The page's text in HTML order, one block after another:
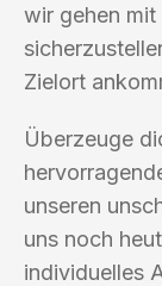
wir gehen
Zielort
Überzeuge
unseren
uns noch
individuelles